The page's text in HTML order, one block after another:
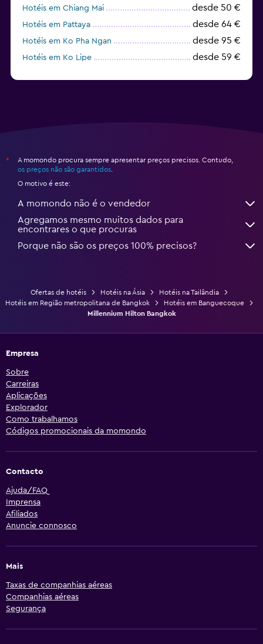
Hotéis em Chiang Mai desde 50 €
Hotéis em Pattaya desde 64 €
Hotéis em Ko Pha Ngan desde 95 €
Hotéis em Ko Lipe desde 59 €
*
A momondo procura sempre apresentar preços precisos. Contudo,
os preços não são garantidos
O motivo é este:
A momondo não é o vendedor
Agregamos mesmo muitos dados para
encontrares o que procuras
Porque não são os preços 100% precisos?
Ofertas de hotéis Hotéis na Ásia
Hotéis na Tailândia
Hotéis em Região metropolitana de Bangkok
Hotéis em Banguecoque
Millennium Hilton Bangkok
Empresa
Sobre
Carreiras
Aplicações
Explorador
Como trabalhamos
Códigos promocionais da momondo
Contacto
Ajuda/FAQ
Imprensa
Afiliados
Anuncie connosco
Mais
Taxas de companhias aéreas
Companhias aéreas
Segurança